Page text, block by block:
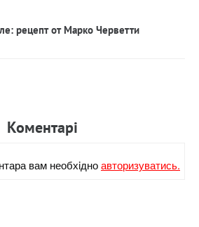
рецепт от Марко Черветти
Коментарi
вам необхiдноавторизуватись.